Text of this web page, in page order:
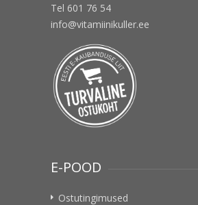
Tel 601 76 54
info@vitamiinikuller.ee
E-POOD
Ostutingimused